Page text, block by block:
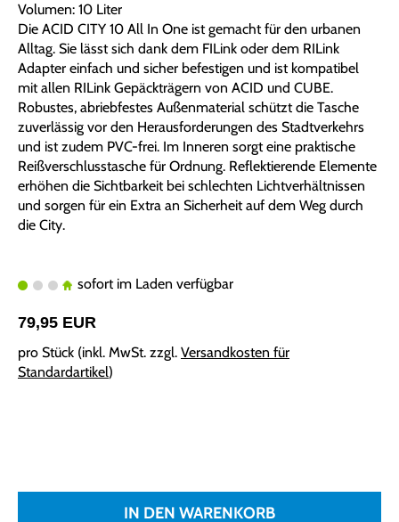
Volumen: 10 Liter
Die ACID CITY 10 All In One ist gemacht für den urbanen
Alltag. Sie lässt sich dank dem FILink oder dem RILink
Adapter einfach und sicher befestigen und ist kompatibel
mit allen RILink Gepäckträgern von ACID und CUBE.
Robustes, abriebfestes Außenmaterial schützt die Tasche
zuverlässig vor den Herausforderungen des Stadtverkehrs
und ist zudem PVC-frei. Im Inneren sorgt eine praktische
Reißverschlusstasche für Ordnung. Reflektierende Elemente
erhöhen die Sichtbarkeit bei schlechten Lichtverhältnissen
und sorgen für ein Extra an Sicherheit auf dem Weg durch
die City.
sofort im Laden verfügbar
79,95 EUR
pro Stück (inkl. MwSt. zzgl. Versandkosten für
Standardartikel)
IN DEN WARENKORB